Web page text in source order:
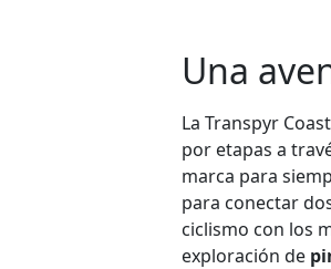
Una
La Transpyr
por etapas a
marca para
para conectar
ciclismo con los
exploración de